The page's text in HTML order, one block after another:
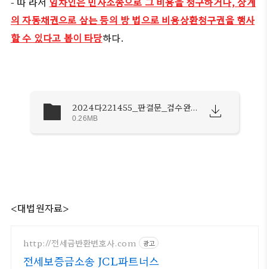
의 자동채권으로 삼는 등의 방 법으로 비용상환청구권을 행사
할 수 있다고 봄이 타당하다.
2024다221455_판결문_검수완료.pdf
0.26MB
<대법원자료>
http://전세금반환변호사.com 광고
전세보증금소송 JCL파트너스